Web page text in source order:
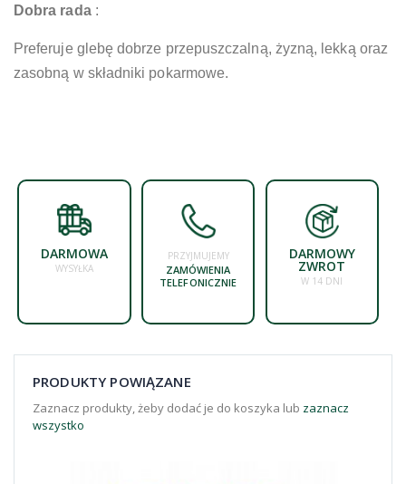
Dobra rada:
Preferuje glebę dobrze przepuszczalną, żyzną, lekką oraz
zasobną w składniki pokarmowe.
DARMOWA
WYSYŁKA
PRZYJMUJEMY
ZAMÓWIENIA
TELEFONICZNIE
DARMOWY
ZWROT
W 14 DNI
PRODUKTY POWIĄZANE
Zaznacz produkty, żeby dodać je do koszyka lub zaznacz
wszystko